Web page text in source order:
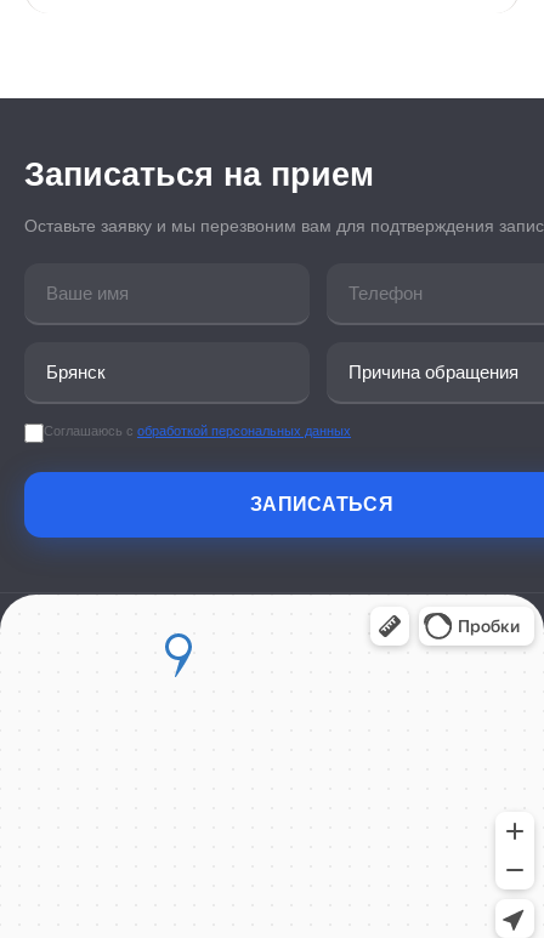
Записаться на прием
Оставьте заявку и мы перезвоним вам для подтверждения
Соглашаюсь с обработкой персональных данных
ЗАПИСАТЬСЯ